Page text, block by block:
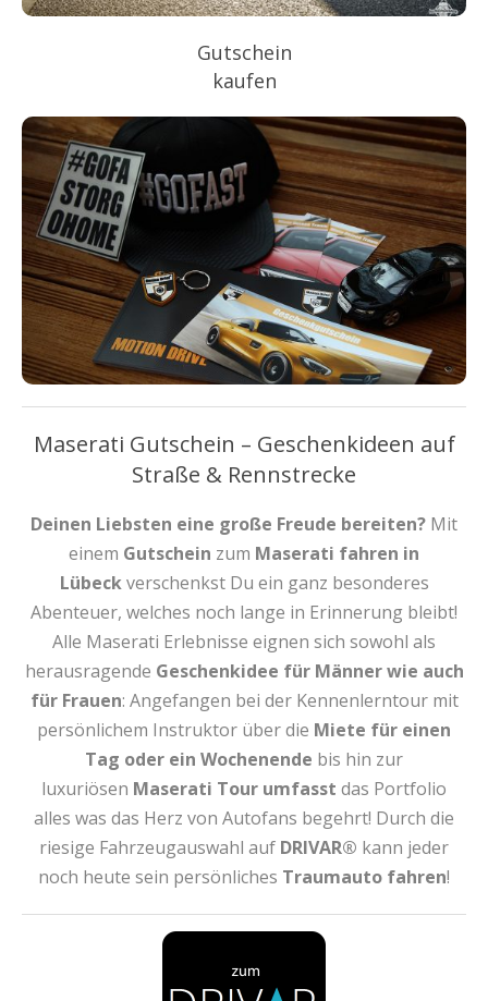
Gutschein
kaufen
Maserati Gutschein – Geschenkideen auf
Straße & Rennstrecke
Deinen Liebsten eine große Freude bereiten? Mit
einem Gutschein zum Maserati fahren in
Lübeckverschenkst Du ein ganz besonderes
Abenteuer, welches noch lange in Erinnerung bleibt!
Alle Maserati Erlebnisse eignen sich sowohl als
herausragende Geschenkidee für Männer wie auch
für Frauen: Angefangen bei der Kennenlerntour mit
persönlichem Instruktor über die Miete für einen
Tag oder ein Wochenende bis hin zur
luxuriösen Maserati Tour umfasst das Portfolio
alles was das Herz von Autofans begehrt! Durch die
riesige Fahrzeugauswahl auf DRIVAR® kann jeder
noch heute sein persönliches Traumauto fahren!